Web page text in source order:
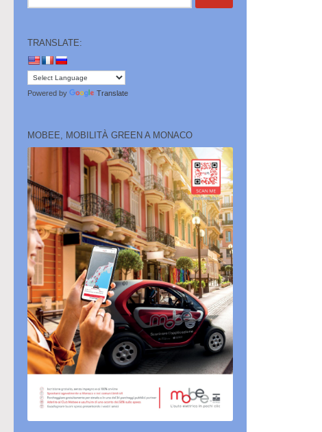
TRANSLATE:
Powered by Translate
MOBEE, MOBILITÀ GREEN A MONACO